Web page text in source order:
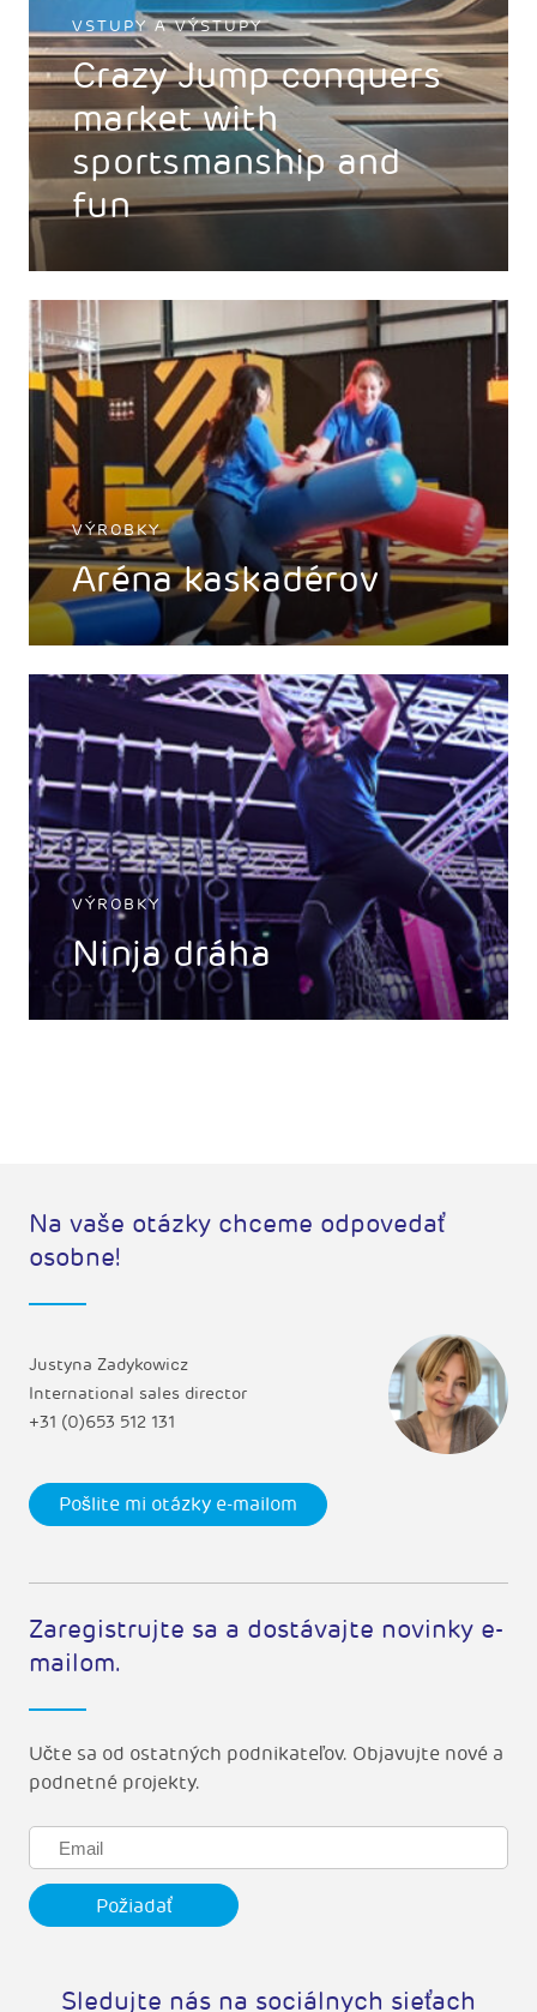
VSTUPY A VÝSTUPY
Crazy Jump conquers
market with
sportsmanship and
fun
VÝROBKY
Aréna kaskadérov
VÝROBKY
Ninja dráha
Na vaše otázky chceme odpovedať
osobne!
Justyna Zadykowicz
International sales director
+31 (0)653 512 131
Pošlite mi otázky e-mailom
Zaregistrujte sa a dostávajte novinky e-
mailom.
Učte sa od ostatných podnikateľov. Objavujte nové a
podnetné projekty.
Sledujte nás na sociálnych sieťach